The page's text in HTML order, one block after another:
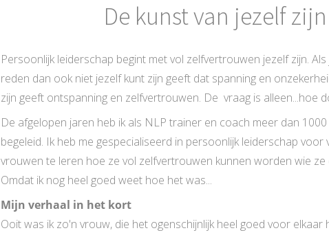
De kunst van jezelf zijn
Persoonlijk leiderschap begint met vol zelfvertrouwen jezelf zijn.
reden dan ook niet jezelf kunt zijn geeft dat spanning en
zijn geeft ontspanning en zelfvertrouwen. De vraag is alleen...hoe
De afgelopen jaren heb ik als NLP trainer en coach meer dan
begeleid. Ik heb me gespecialiseerd in persoonlijk leiderschap voor
vrouwen te leren hoe ze vol zelfvertrouwen kunnen worden wie ze
Omdat ik nog heel goed weet hoe het was...
Mijn verhaal in het kort
Ooit was ik zo'n vrouw, die het ogenschijnlijk heel goed voor elkaar